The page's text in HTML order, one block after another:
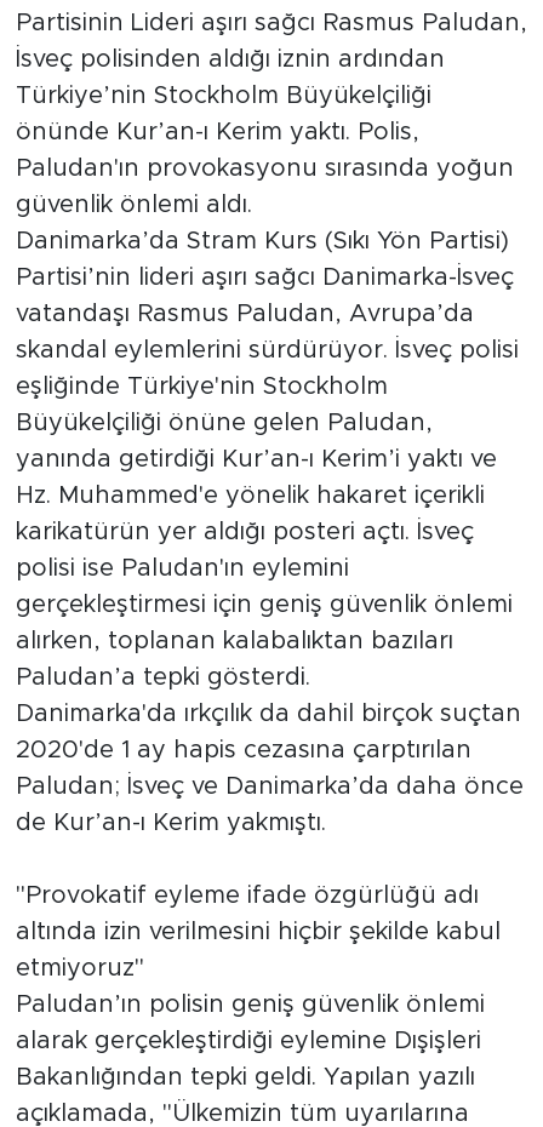
Partisinin Lideri aşırı sağcı Rasmus Paludan,
İsveç polisinden aldığı iznin ardından
Türkiye’nin Stockholm Büyükelçiliği
önünde Kur’an-ı Kerim yaktı. Polis,
Paludan'ın provokasyonu sırasında yoğun
güvenlik önlemi aldı.
Danimarka’da Stram Kurs (Sıkı Yön Partisi)
Partisi’nin lideri aşırı sağcı Danimarka-İsveç
vatandaşı Rasmus Paludan, Avrupa’da
skandal eylemlerini sürdürüyor. İsveç polisi
eşliğinde Türkiye'nin Stockholm
Büyükelçiliği önüne gelen Paludan,
yanında getirdiği Kur’an-ı Kerim’i yaktı ve
Hz. Muhammed'e yönelik hakaret içerikli
karikatürün yer aldığı posteri açtı. İsveç
polisi ise Paludan'ın eylemini
gerçekleştirmesi için geniş güvenlik önlemi
alırken, toplanan kalabalıktan bazıları
Paludan’a tepki gösterdi.
Danimarka'da ırkçılık da dahil birçok suçtan
2020'de 1 ay hapis cezasına çarptırılan
Paludan; İsveç ve Danimarka’da daha önce
de Kur’an-ı Kerim yakmıştı.
"Provokatif eyleme ifade özgürlüğü adı
altında izin verilmesini hiçbir şekilde kabul
etmiyoruz"
Paludan’ın polisin geniş güvenlik önlemi
alarak gerçekleştirdiği eylemine Dışişleri
Bakanlığından tepki geldi. Yapılan yazılı
açıklamada, "Ülkemizin tüm uyarılarına
Seyahat